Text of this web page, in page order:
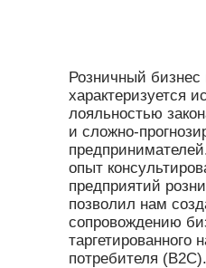
Розничный бизнес
характеризуется
лояльностью
и сложно-
опыт
предприятий
позволил нам
сопровождению
таргетированного
потребителя (B2C).